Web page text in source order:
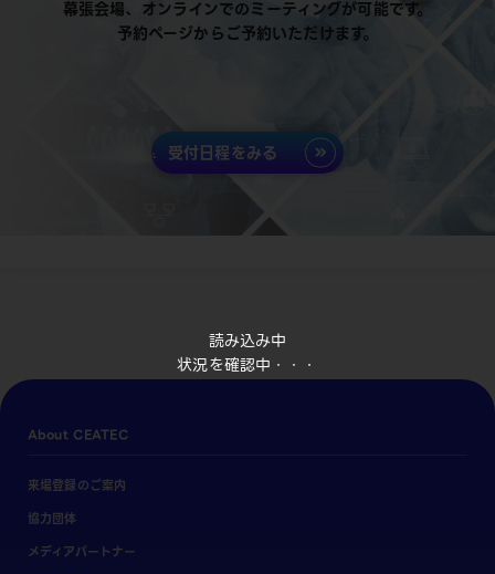
読み込み中
状況を確認中・・・
幕張会場、オンラインでのミーティングが可能です。
予約ページからご予約いただけます。
受付日程をみる
About CEATEC
来場登録のご案内
協力団体
メディアパートナー